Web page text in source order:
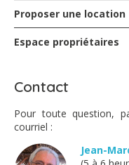
Proposer une location
Espace propriétaires
Contact
Pour toute question,
courriel :
Jean-